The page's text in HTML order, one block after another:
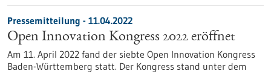
Pressemitteilung - 11.04.2022
Open Innovation Kongress 2022 eröffnet
Am 11. April 2022 fand der siebte Open Innovation Kongress
Baden-Württemberg statt. Der Kongress stand unter dem